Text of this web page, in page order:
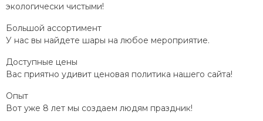
экологически чистыми!
Большой ассортимент
У нас вы найдете шары на любое мероприятие.
Доступные цены
Вас приятно удивит ценовая политика нашего сайта!
Опыт
Вот уже 8 лет мы создаем людям праздник!